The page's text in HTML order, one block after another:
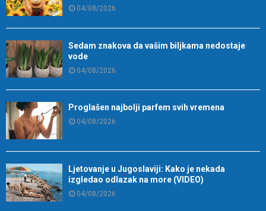
04/08/2026
Sedam znakova da vašim biljkama nedostaje
vode
04/08/2026
Proglašen najbolji parfem svih vremena
04/08/2026
Ljetovanje u Jugoslaviji: Kako je nekada
izgledao odlazak na more (VIDEO)
04/08/2026